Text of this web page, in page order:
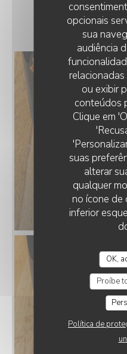
opcionais
sua
audiência
ou exibir
conteúdos
Clique em
suas
alterar
qualquer
no ícone de
inferior
OK,
Proíbe
Política de
NOS
LE